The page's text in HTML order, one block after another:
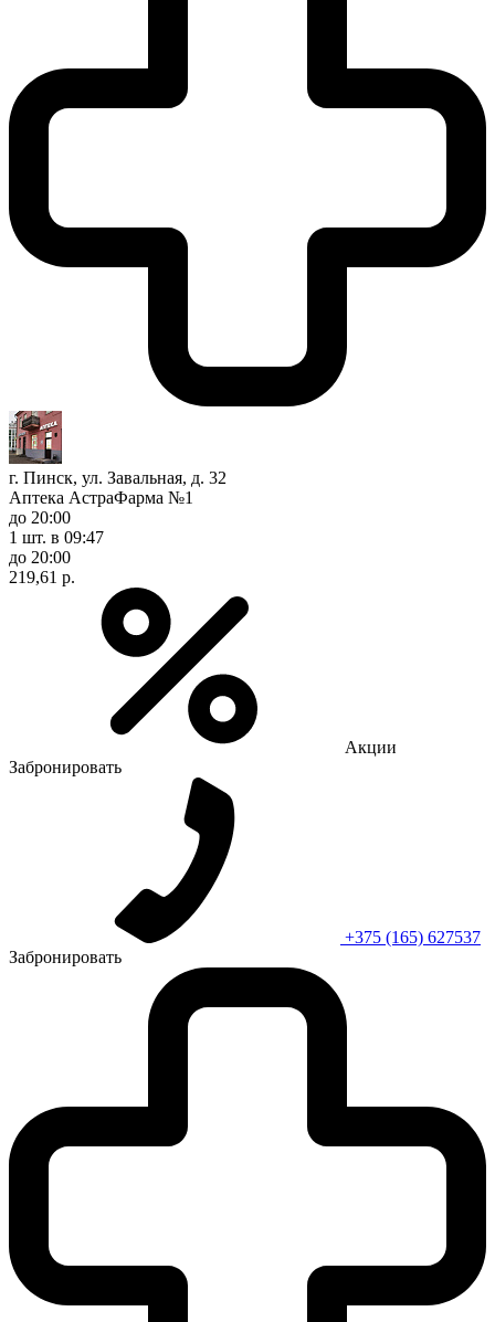
г. Пинск, ул. Завальная, д. 32
Аптека АстраФарма №1
до 20:00
1 шт. в 09:47
до 20:00
219,61 р.
Акции
Забронировать
+375 (165) 627537
Забронировать